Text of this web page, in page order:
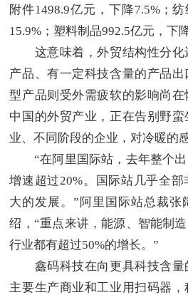
附件1498.9亿元，下降7.5%；
15.9%；塑料制品992.5亿元，下降
这意味着，外贸结构性分化
产品、有一定科技含量的产品
型产品则受外需疲软的影响尚在
中国的外贸产业，正在告别野
业、不同阶段的企业，对冷暖的
“在阿里国际站，去年整个出
增速超过20%。国际站几乎全
大的发展。”阿里国际站总裁张
绍，“重点来讲，能源、智能制
行业都有超过50%的增长。”
鑫码科技在向更具科技含量
主要生产商业和工业用扫码器